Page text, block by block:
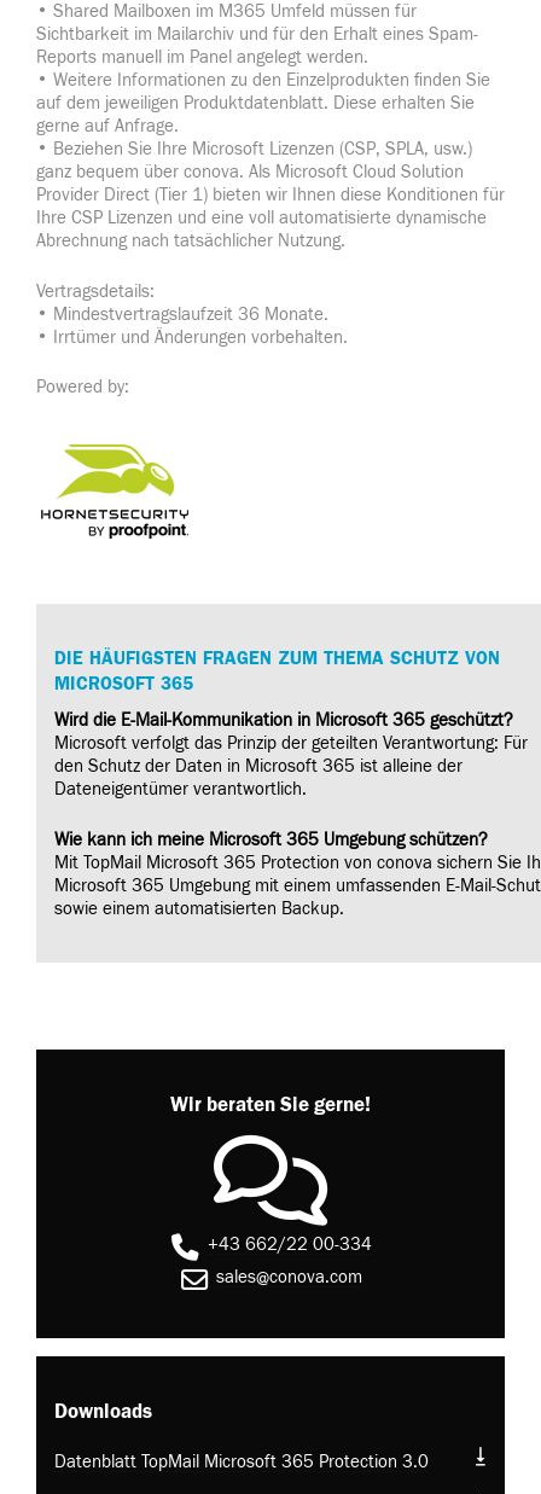
• Shared Mailboxen im M365 Umfeld müssen für
Sichtbarkeit im Mailarchiv und für den Erhalt eines Spam-
Reports manuell im Panel angelegt werden.
• Weitere Informationen zu den Einzelprodukten finden Sie
auf dem jeweiligen Produktdatenblatt. Diese erhalten Sie
gerne auf Anfrage.
• Beziehen Sie Ihre Microsoft Lizenzen (CSP, SPLA, usw.)
ganz bequem über conova. Als Microsoft Cloud Solution
Provider Direct (Tier 1) bieten wir Ihnen diese Konditionen für
Ihre CSP Lizenzen und eine voll automatisierte dynamische
Abrechnung nach tatsächlicher Nutzung.
Vertragsdetails:
• Mindestvertragslaufzeit 36 Monate.
• Irrtümer und Änderungen vorbehalten.
Powered by:
DIE HÄUFIGSTEN FRAGEN ZUM THEMA SCHUTZ VON
MICROSOFT 365
Wird die E-Mail-Kommunikation in Microsoft 365 geschützt?
Microsoft verfolgt das Prinzip der geteilten Verantwortung: Für
den Schutz der Daten in Microsoft 365 ist alleine der
Dateneigentümer verantwortlich.
Wie kann ich meine Microsoft 365 Umgebung schützen?
Mit TopMail Microsoft 365 Protection von conova sichern Sie
Microsoft 365 Umgebung mit einem umfassenden E-Mail-
sowie einem automatisierten Backup.
Wir beraten Sie gerne!
+43 662/22 00-334
sales@conova.com
Downloads
Datenblatt TopMail Microsoft 365 Protection 3.0